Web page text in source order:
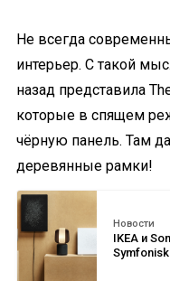
Не всегда
интерьер. С такой
назад представила
которые в спящем
чёрную панель. Там
деревянные рамки!
Новости
IKEA и
Symfonisk